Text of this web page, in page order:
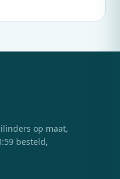
op maat,
besteld,